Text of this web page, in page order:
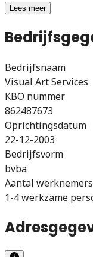
Lees meer
Bedrijfsnaam
Visual Art Services
KBO nummer
862487673
Oprichtingsdatum
22-12-2003
Bedrijfsvorm
bvba
Aantal werknemers
1-4 werkzame